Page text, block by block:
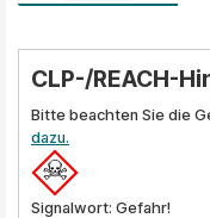
CLP-/REACH-
Bitte beachten Sie die
dazu.
Signalwort: Gefahr!